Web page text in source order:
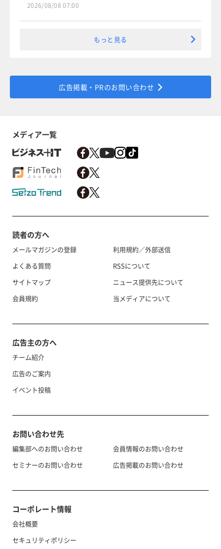
2026/08/08 07:00
もっと見る
広告掲載・PRのお問い合わせ
メディア一覧
読者の方へ
メールマガジンの登録
よくある質問
サイトマップ
会員規約
利用規約／外部送信
RSSについて
ニュース提供先について
当メディアについて
広告主の方へ
チーム紹介
広告のご案内
イベント投稿
お問い合わせ先
編集部へのお問い合わせ
セミナーのお問い合わせ
会員情報のお問い合わせ
広告掲載のお問い合わせ
コーポレート情報
会社概要
セキュリティポリシー